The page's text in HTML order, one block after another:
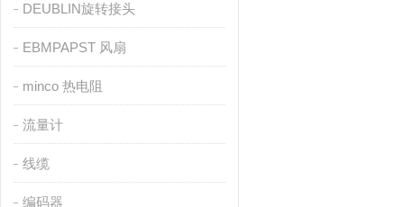
DEUBLIN旋转接头
EBMPAPST 风扇
minco 热电阻
流量计
线缆
编码器